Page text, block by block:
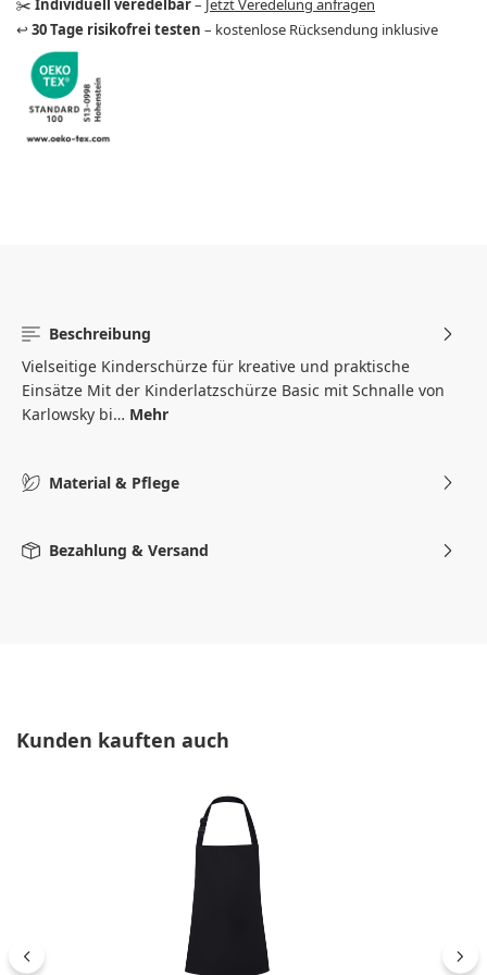
✂️ Individuell veredelbar– Jetzt Veredelung anfragen
↩️ 30 Tage risikofrei testen – kostenlose Rücksendung inklusive
Beschreibung
Vielseitige Kinderschürze für kreative und praktische
Einsätze Mit der Kinderlatzschürze Basic mit Schnalle von
Karlowsky bi… Mehr
Material & Pflege
Bezahlung & Versand
Produktgalerie überspringen
Kunden kauften auch